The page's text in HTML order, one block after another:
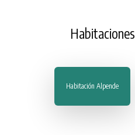
Habitaciones
Habitación Alpende